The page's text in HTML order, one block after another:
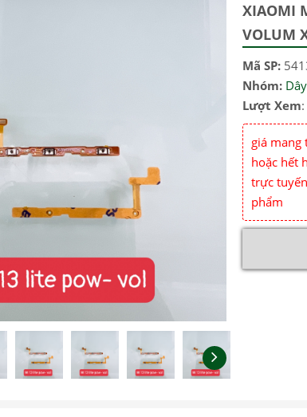
XIAOMI
VOLUM
Mã SP:
Nhóm:
Lượt Xem:
giá mang
hoặc hết
trực
phẩm